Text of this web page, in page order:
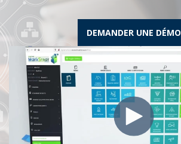
DEMANDER UNE DÉMO